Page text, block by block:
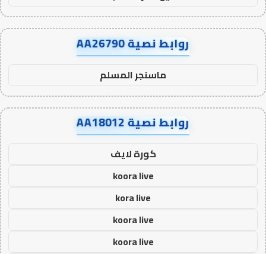
روابط نصية AA26790
ماسنجر المسلم
روابط نصية AA18012
كورة لايف
koora live
kora live
koora live
koora live